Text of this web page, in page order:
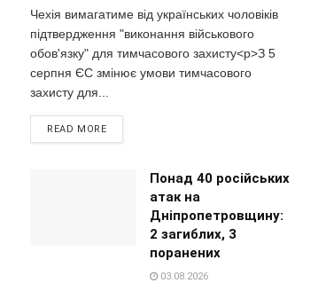
Чехія вимагатиме від українських чоловіків
підтвердження "виконання військового
обов'язку" для тимчасового захисту<p>З 5
серпня ЄС змінює умови тимчасового
захисту для...
READ MORE
Понад 40 російських
атак на
Дніпропетровщину:
2 загиблих, 3
поранених
03.08.2026